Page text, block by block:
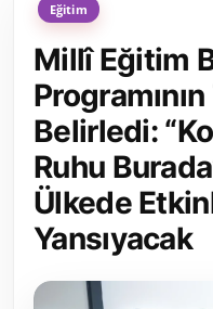
Siyasi Partiler
Yerel Yönetimler
Mülki İdare
Toplum ve Yaşam
Sivil Toplum Kuruluşları
Kamu Kurumları ve Üst
Eğitim
Millî Eğitim
Programının
Belirledi:
Ruhu
Ülkede
Yansıyacak